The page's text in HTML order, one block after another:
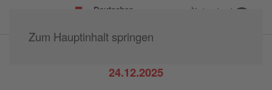
Zum Hauptinhalt springen
Kreisverband
24.12.2025